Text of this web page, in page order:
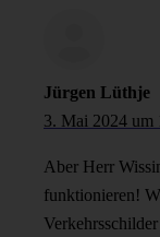
Jürgen Lüthje
3. Mai 2024 um
Aber Herr
funktionieren!